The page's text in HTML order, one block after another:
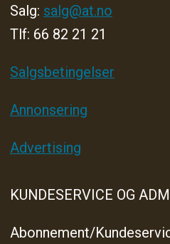
Salg: salg@at.no
Tlf: 66 82 21 21
Salgsbetingelser
Annonsering
Advertising
KUNDESERVICE OG
Abonnement/